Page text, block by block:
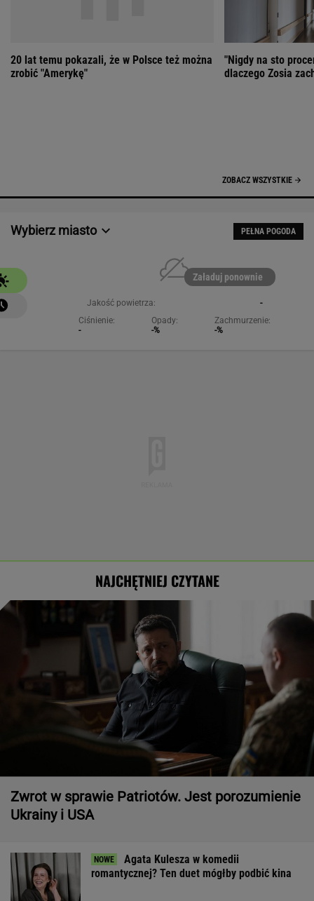
20 lat temu pokazali, że w Polsce też można
zrobić "Amerykę"
"Nigdy na sto
dlaczego Zosia
Opady:
-%
Zwrot w sprawie Patriotów. Jest porozumienie
Agata Kulesza w komedii
romantycznej? Ten duet mógłby podbić kina
Gawryluk krytykowana za debatę u